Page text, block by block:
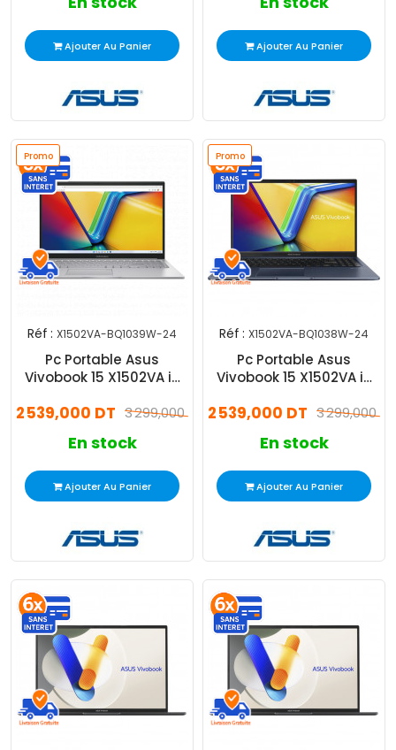
Ajouter Au Panier Ajouter Au Panier
Promo
Réf : X1502VA-BQ1039W-24
Pc Portable Asus
Vivobook 15 X1502VA i9
Windows 113 299,000 DT
2 539,000 DT
En stock
Ajouter Au Panier
Promo
Réf : X1502VA-BQ1038W-24
Pc Portable Asus
Vivobook 15 X1502VA i9
3 299,000 DT
2 539,000 DT
En stock
Ajouter Au Panier